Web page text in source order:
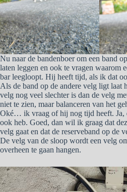
Nu naar de bandenboer om een band
laten leggen en ook te vragen waarom
bar leegloopt. Hij heeft tijd, als ik dat
Als de band op de andere velg ligt laat
velg nog veel slechter is dan de velg
niet te zien, maar balanceren van het
Oké… ik vraag of hij nog tijd heeft. Ja,
ook heb. Goed, dan wil ik graag dat
velg gaat en dat de reserveband op de
De velg van de sloop wordt een velg
overheen te gaan hangen.